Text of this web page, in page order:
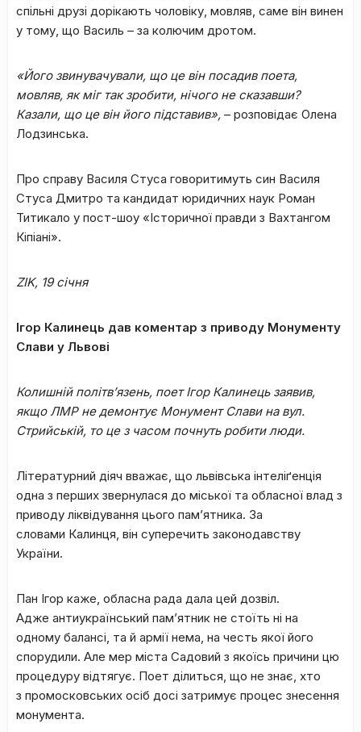
спільні друзі дорікають чоловіку, мовляв, саме він винен
у тому, що Василь – за колючим дротом.
«Його звинувачували, що це він посадив поета,
мовляв, як міг так зробити, нічого не сказавши?
Казали, що це він його підставив», – розповідає Олена
Лодзинська.
Про справу Василя Стуса говоритимуть син Василя
Стуса Дмитро та кандидат юридичних наук Роман
Титикало у пост-шоу «Історичної правди з Вахтангом
Кіпіані».
ZIK, 19 січня
Ігор Калинець дав коментар з приводу Монументу
Слави у Львові
Колишній політв’язень, поет Ігор Калинець заявив,
якщо ЛМР не демонтує Монумент Слави на вул.
Стрийській, то це з часом почнуть робити люди.
Літературний діяч вважає, що львівська інтеліґенція
одна з перших звернулася до міської та обласної влад з
приводу ліквідування цього пам’ятника. За
словами Калинця, він суперечить законодавству
України.
Пан Ігор каже, обласна рада дала цей дозвіл.
Адже антиукраїнський пам’ятник не стоїть ні на
одному балансі, та й армії нема, на честь якої його
спорудили. Але мер міста Садовий з якоїсь причини цю
процедуру відтягує. Поет ділиться, що не знає, хто
з промосковських осіб досі затримує процес знесення
монумента.